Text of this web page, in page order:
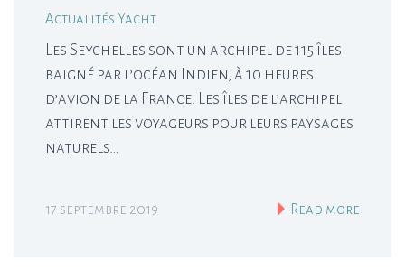
Actualités Yacht
Les Seychelles sont un archipel de 115 îles
baigné par l’océan Indien, à 10 heures
d’avion de la France. Les îles de l’archipel
attirent les voyageurs pour leurs paysages
naturels…
17 septembre 2019 Read more